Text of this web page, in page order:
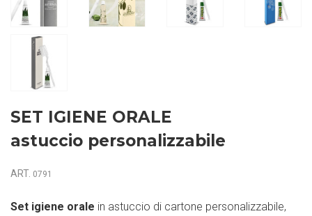
SET IGIENE ORALE
astuccio personalizzabile
ART. 0791
Set igiene orale in astuccio di cartone personalizzabile,